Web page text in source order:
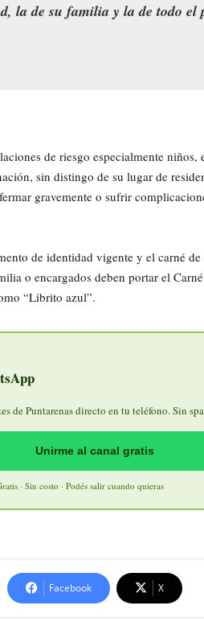
la de su familia y la de todo el
de riesgo especialmente niños,
sin distingo de su lugar de
gravemente o sufrir
de identidad vigente y el carné
o encargados deben portar el
“Librito azul”.
de Puntarenas directo en tu teléfono. Sin
Unirme al canal gratis
· Sin costo · Podés salir cuando quieras
Facebook X